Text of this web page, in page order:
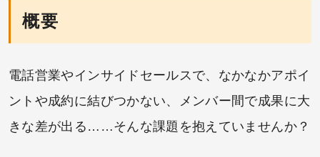
概要
電話営業やインサイドセールスで、なかなかアポイ
ントや成約に結びつかない、メンバー間で成果に大
きな差が出る……そんな課題を抱えていませんか？